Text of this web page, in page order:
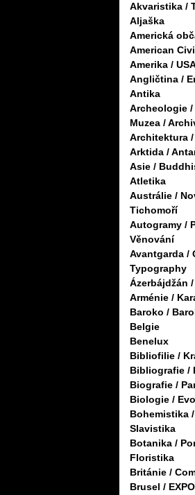
Akvaristika /
Aljaška
Americká
American
Amerika /
Angličtina /
Antika
Archeologie /
Muzea /
Architektura
Arktida /
Asie /
Atletika
Austrálie /
Tichomoří
Autogramy /
Věnování
Avantgarda /
Typography
Ázerbájdžán
Arménie /
Baroko /
Belgie
Benelux
Bibliofilie /
Bibliografie /
Biografie /
Biologie /
Bohemistika
Slavistika
Botanika /
Floristika
Británie /
Brusel /